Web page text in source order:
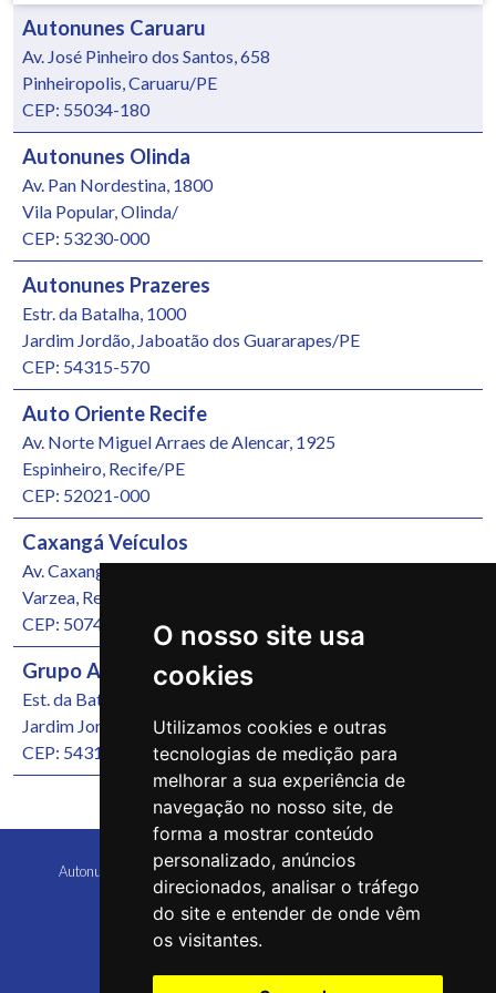
O nosso site usa
cookies
Utilizamos cookies e outras
tecnologias de medição para
melhorar a sua experiência de
navegação no nosso site, de
forma a mostrar conteúdo
personalizado, anúncios
direcionados, analisar o tráfego
do site e entender de onde vêm
os visitantes.
Autonunes Caruaru
Av. José Pinheiro dos Santos, 658
Pinheiropolis, Caruaru/PE
CEP: 55034-180
Autonunes Olinda
Av. Pan Nordestina, 1800
Vila Popular, Olinda/
CEP: 53230-000
Autonunes Prazeres
Estr. da Batalha, 1000
Jardim Jordão, Jaboatão dos Guararapes/PE
CEP: 54315-570
Auto Oriente Recife
Av. Norte Miguel Arraes de Alencar, 1925
Espinheiro, Recife/PE
CEP: 52021-000
Caxangá Veículos
Av. Caxangá, 4251
Varzea, Recife/PE
CEP: 50740-000
Grupo Autonunes Seminovos
Est. da Batalha, 1000
Jardim Jordão, Jaboatão dos Guararapes/PE
CEP: 54315-570
Autonunes Caruaru Copyright 2026 Todos os direitos reservados